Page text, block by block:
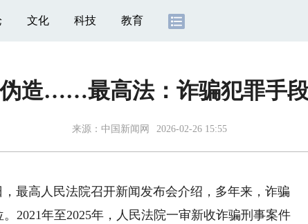
文化 科技 教育
造……最高法：诈骗犯罪手
来源： 中国新闻网 2026-02-26 15:55
最高人民法院召开新闻发布会介绍，多年来，诈骗
2021年至2025年，人民法院一审新收诈骗刑事案件